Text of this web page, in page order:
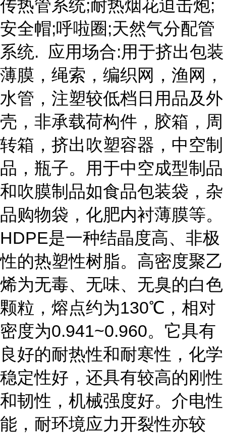
传热管系统;耐热烟花迫击炮;
安全帽;呼啦圈;天然气分配管
系统. 应用场合:用于挤出包装
薄膜，绳索，编织网，渔网，
水管，注塑较低档日用品及外
壳，非承载荷构件，胶箱，周
转箱，挤出吹塑容器，中空制
品，瓶子。用于中空成型制品
和吹膜制品如食品包装袋，杂
品购物袋，化肥内衬薄膜等。
HDPE是一种结晶度高、非极
性的热塑性树脂。高密度聚乙
烯为无毒、无味、无臭的白色
颗粒，熔点约为130℃，相对
密度为0.941~0.960。它具有
良好的耐热性和耐寒性，化学
稳定性好，还具有较高的刚性
和韧性，机械强度好。介电性
能，耐环境应力开裂性亦较